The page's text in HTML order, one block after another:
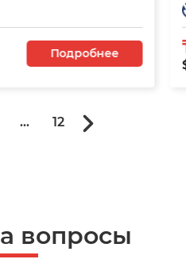
Подробнее
... 12
вопросы